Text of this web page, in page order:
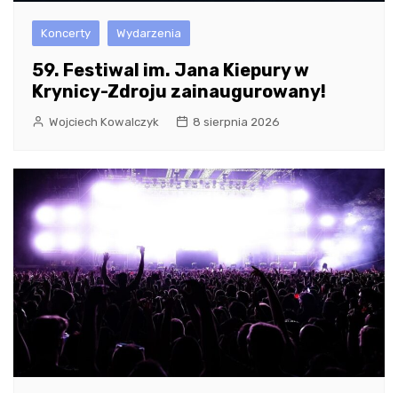
Koncerty Wydarzenia
59. Festiwal im. Jana Kiepury w
Krynicy-Zdroju zainaugurowany!
Wojciech Kowalczyk 8 sierpnia 2026